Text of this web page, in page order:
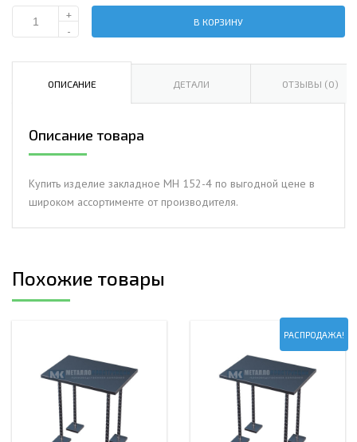
Количество
закладное
+
-
В КОРЗИНУ
ОПИСАНИЕ ДЕТАЛИ ОТЗЫВЫ (0)
Описание товара
Купить изделие закладное МН 152-4 по выгодной цене в
широком ассортименте от производителя.
Похожие товары
РАСПРОДАЖА!